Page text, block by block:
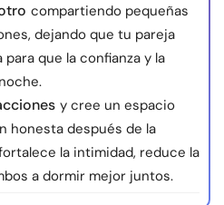
Escríbenos
Publicidad con
los derechos reservados.
compartiendo pequeñas
dejando que tu pareja
que la confianza y la
y cree un espacio
honesta después de la
la intimidad, reduce la
a dormir mejor juntos.